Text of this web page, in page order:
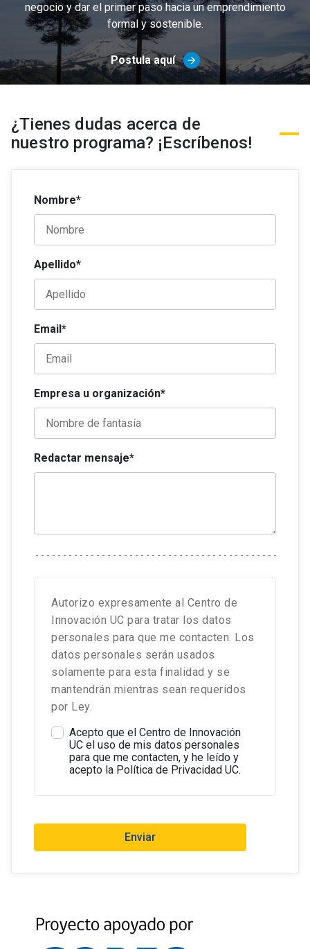
negocio y dar el primer paso hacia un emprendimiento
formal y sostenible.
Postula aquí arrow_forward
¿Tienes dudas acerca de
nuestro programa? ¡Escríbenos!
Nombre*
Apellido*
Email*
Empresa u organización*
Redactar mensaje*
Autorizo expresamente al Centro de
Innovación UC para tratar los datos
personales para que me contacten. Los
datos personales serán usados
solamente para esta finalidad y se
mantendrán mientras sean requeridos
por Ley.
Acepto que el Centro de Innovación
UC el uso de mis datos personales
para que me contacten, y he leído y
acepto la Política de Privacidad UC.
Enviar